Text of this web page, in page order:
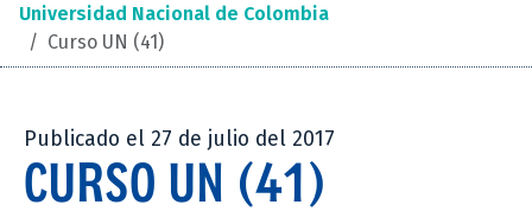
Universidad Nacional de Colombia
/ Curso UN (41)
Publicado el 27 de julio del 2017
CURSO UN (41)